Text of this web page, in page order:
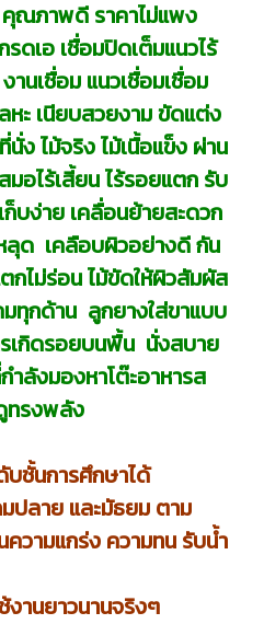
คุณภาพดี ราคาไม่แพง
ดเอ เชื่อมปิดเต็มแนวไร้
นเชื่อม แนวเชื่อมเชื่อม
ะ เนียบสวยงาม ขัดแต่ง
ง ไม้จริง ไม้เนื้อแข็ง ผ่าน
มอไร้เสี้ยน ไร้รอยแตก รับ
บง่าย เคลื่อนย้ายสะดวก
ลุด เคลือบผิวอย่างดี กัน
กไม่ร่อน ไม้ขัดให้ผิวสัมผัส
ทุกด้าน ลูกยางใส่ขาแบบ
เกิดรอยบนพื้น นั่งสบาย
ำลังมองหาโต๊ะอาหารส
ทรงพลัง
ชั้นการศึกษาได้
ปลาย และมัธยม ตาม
วามแกร่ง ความทน รับน้ำ
งานยาวนานจริงๆ